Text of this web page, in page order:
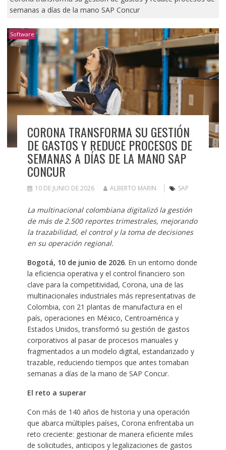
semanas a días de la mano SAP Concur
Software
CORONA TRANSFORMA SU GESTIÓN
DE GASTOS Y REDUCE PROCESOS DE
SEMANAS A DÍAS DE LA MANO SAP
CONCUR
10 DE JUNIO DE 2026 ALBERTO MARIN SAP
La multinacional colombiana digitalizó la gestión
de más de 2.500 reportes trimestrales, mejorando
la trazabilidad, el control y la toma de decisiones
en su operación regional.
Bogotá, 10 de junio de 2026. En un entorno donde
la eficiencia operativa y el control financiero son
clave para la competitividad, Corona, una de las
multinacionales industriales más representativas de
Colombia, con 21 plantas de manufactura en el
país, operaciones en México, Centroamérica y
Estados Unidos, transformó su gestión de gastos
corporativos al pasar de procesos manuales y
fragmentados a un modelo digital, estandarizado y
trazable, reduciendo tiempos que antes tomaban
semanas a días de la mano de SAP Concur.
El reto a superar
Con más de 140 años de historia y una operación
que abarca múltiples países, Corona enfrentaba un
reto creciente: gestionar de manera eficiente miles
de solicitudes, anticipos y legalizaciones de gastos